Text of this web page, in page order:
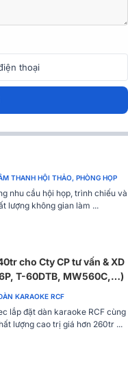
sống động và hình
Epson EB-982W chính là
nghệ 3LCD độc quyền từ
sắc chính xác, hình ảnh
màu và độ sáng trắng,
hơn, đặc biệt khi trình
chi tiết màu sắc. Đây là
dục và doanh nghiệp,
THANH HỘI THẢO, PHÒNG HỌP
nhu cầu hội họp, trình chiếu và
lượng không gian làm ...
cho Cty CP tư vấn & XD
T-60DTB, MW560C,…)
KARAOKE RCF
lắp đặt dàn karaoke RCF cùng
lượng cao trị giá hơn 260tr ...